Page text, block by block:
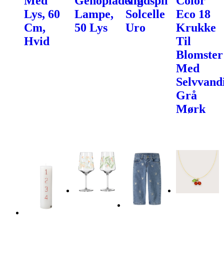
Lys, 60
Cm,
Hvid
Lampe,
50 Lys
Solcelle
Uro
Eco 18
Krukke
Til
Blomster
Med
Grå
Mørk